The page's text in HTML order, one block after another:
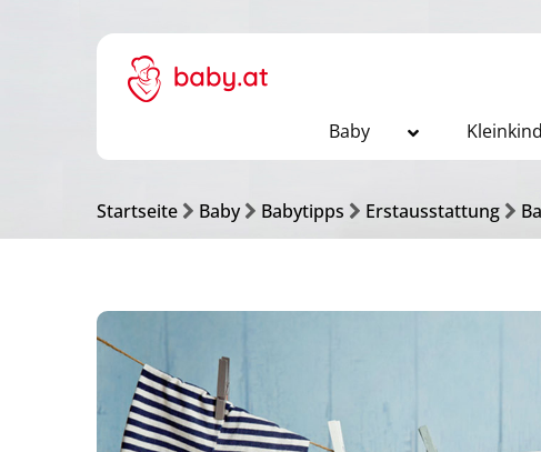
Baby Kleinkind
Startseite Baby Babytipps Erstausstattung